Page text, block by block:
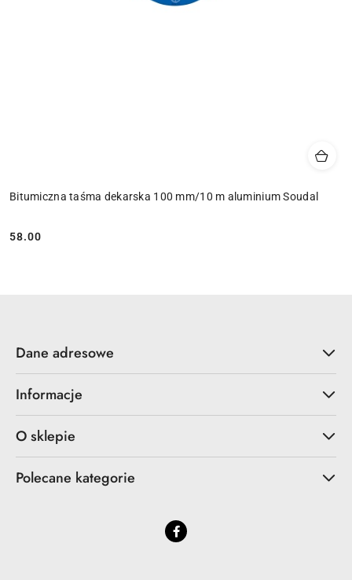
Bitumiczna taśma dekarska 100 mm/10 m aluminium Soudal
Cena:
58.00
Dane adresowe
Informacje
O sklepie
Polecane kategorie